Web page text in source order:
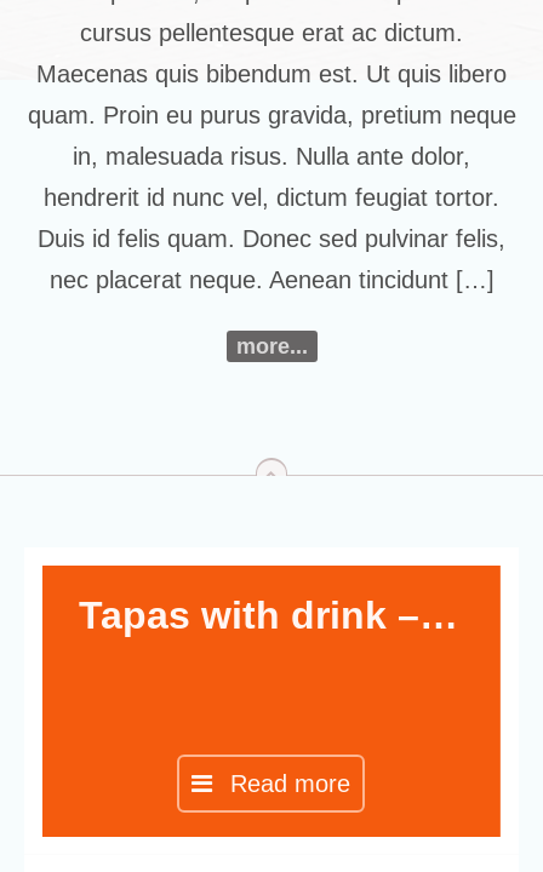
cursus pellentesque erat ac dictum.
Maecenas quis bibendum est. Ut quis libero
quam. Proin eu purus gravida, pretium neque
in, malesuada risus. Nulla ante dolor,
hendrerit id nunc vel, dictum feugiat tortor.
Duis id felis quam. Donec sed pulvinar felis,
nec placerat neque. Aenean tincidunt […]
more...
top
Tapas with drink – $8.30
Read more